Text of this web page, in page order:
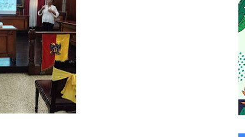
Semana Internacional de la Lactancia Materna
desarrollo productivo en Rangel
al curso de Emergencia Prehospitalaria
médicos en proceso de ruralidad